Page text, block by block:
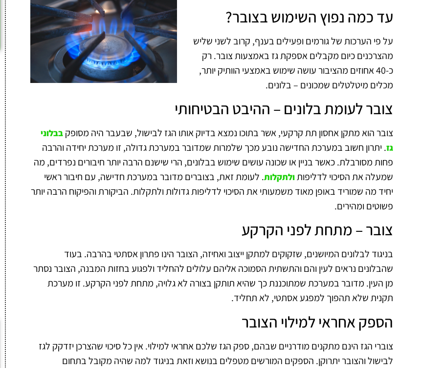
עד כמה נפוץ השימוש בצובר?
על פי הערכות של גורמים ופעילים בענף, קרוב לשני שליש
מהצרכנים כיום מקבלים אספקת גז באמצעות צובר. רק
כ-40 אחוזים מהציבור עושה שימוש באמצעי הוותיק יותר,
מכלים מיטלטלים שמכונים – בלונים.
צובר לעומת בלונים – ההיבט הבטיחותי
צובר הוא מתקן אחסון תת קרקעי, אשר בתוכו נמצא בדיוק אותו הגז לבישול, שבעבר היה מסופק בבלוני
גז. יתרון חשוב במערכת החדישה נובע מכך שלמרות שמדובר במערכת גדולה, זו מערכת יחידה והרבה
פחות מסורבלת. כאשר בניין או שכונה עושים שימוש בבלונים, הרי שישנם הרבה יותר חיבורים נפרדים, מה
שמעלה את הסיכוי לדליפותולתקלות. לעומת זאת, בצוברים מדובר במערכת חדישה, עם חיבור ראשי
יחיד מה שמוריד באופן מאוד משמעותי את הסיכוי לדליפות גדולות ולתקלות. הביקורת והפיקוח הרבה יותר
פשוטים ומהירים.
צובר – מתחת לפני הקרקע
בניגוד לבלונים המיושנים, שזקוקים למתקן ייצוב ואחיזה, הצובר הינו פתרון אסתטי בהרבה. בעוד
שהבלונים נראים לעין והם והתשתית הסמוכה אליהם עלולים להחליד ולפגוע בחזות המבנה, הצובר נסתר
מן העין. מדובר במערכת שמתוכננת כך שהיא תותקן בצורה לא גלויה, מתחת לפני הקרקע. זו מערכת
תקנית שלא תהפוך למפגע אסתטי, לא תחליד.
הספק אחראי למילוי הצובר
צוברי הגז הינם מתקנים מודרניים שבהם, ספק הגז שלכם אחראי למילוי. אין כל סיכוי שהצרכן יזדקק לגז
לבישול והצובר יתרוקן. הספקים המורשים מטפלים בנושא וזאת בניגוד למה שהיה מקובל בתחום